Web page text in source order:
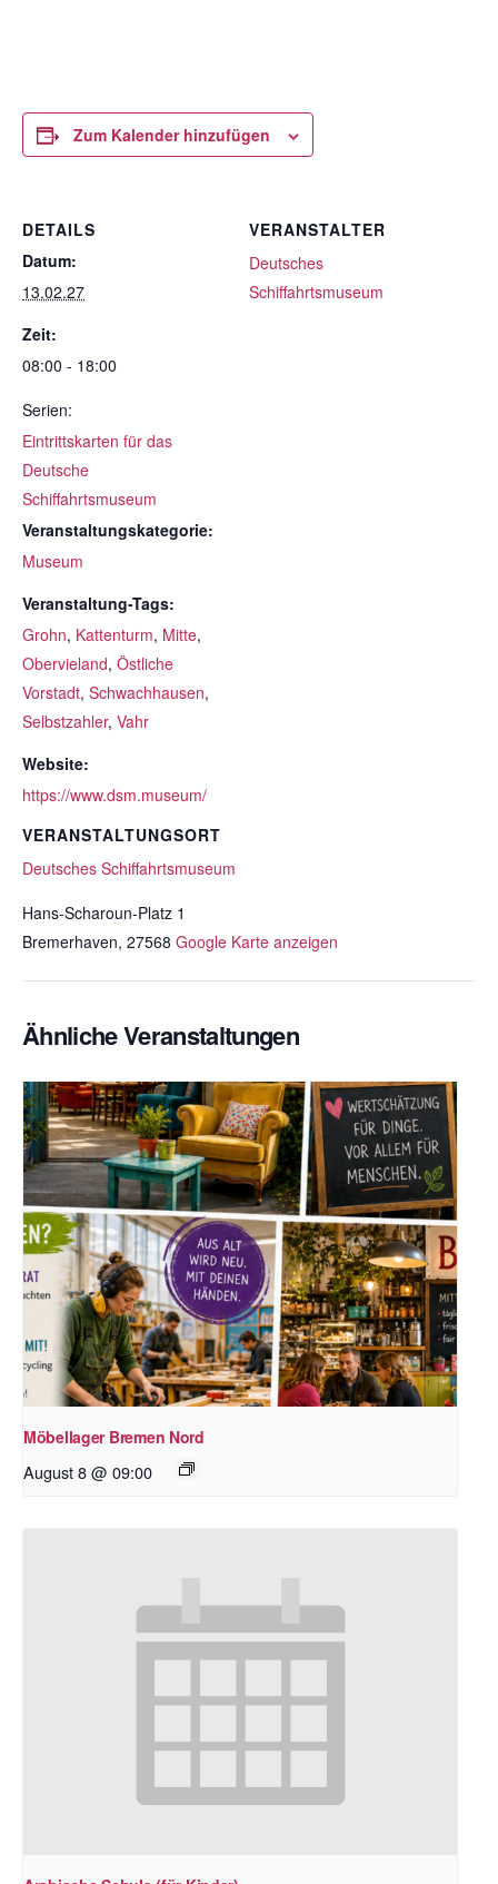
Zum Kalender hinzufügen
DETAILS
Datum:
13.02.27
Zeit:
08:00 - 18:00
Serien:
Eintrittskarten für das
Deutsche
Schiffahrtsmuseum
Veranstaltungskategorie:
Museum
Veranstaltung-Tags:
Grohn, Kattenturm, Mitte,
Obervieland, Östliche
Vorstadt, Schwachhausen,
Selbstzahler, Vahr
Website:
https://www.dsm.museum/
VERANSTALTUNGSORT
Deutsches Schiffahrtsmuseum
Hans-Scharoun-Platz 1
Bremerhaven, 27568 Google Karte anzeigen
VERANSTALTER
Deutsches
Schiffahrtsmuseum
Ähnliche Veranstaltungen
Möbellager Bremen Nord
August 8 @ 09:00